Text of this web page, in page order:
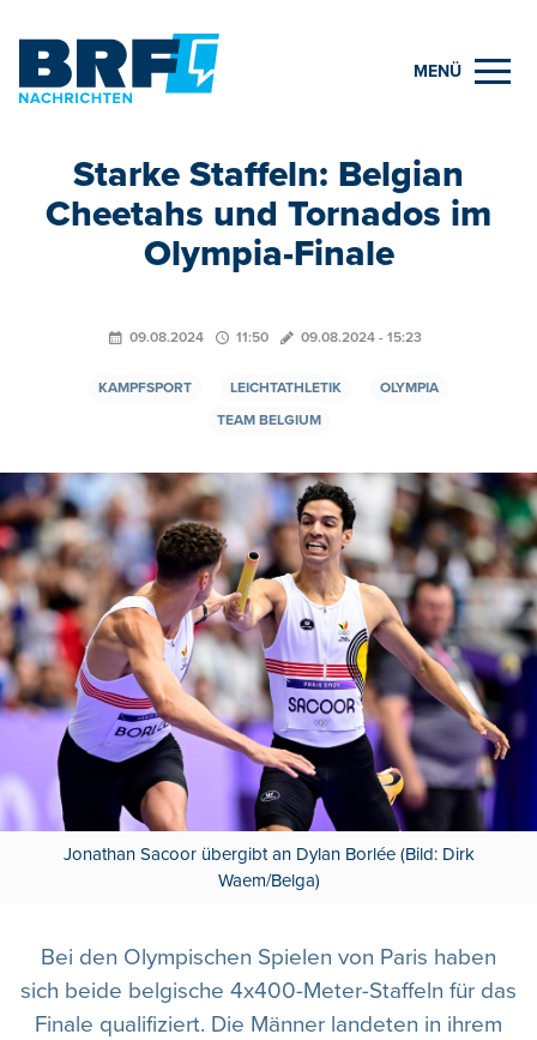
MENÜ
Starke Staffeln: Belgian
Cheetahs und Tornados im
Olympia-Finale
09.08.2024 11:50 09.08.2024 - 15:23
KAMPFSPORT LEICHTATHLETIK
OLYMPIA
TEAM BELGIUM
Jonathan Sacoor übergibt an Dylan Borlée (Bild: Dirk
Waem/Belga)
Bei den Olympischen Spielen von Paris haben
sich beide belgische 4x400-Meter-Staffeln für das
Finale qualifiziert. Die Männer landeten in ihrem